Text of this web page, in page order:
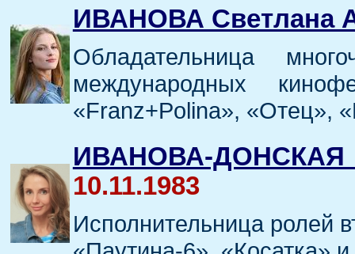
ИВАНОВА Светлана
Обладательница
международных
«Franz+Polina», «Отец»,
ИВАНОВА-
10.11.1983
Исполнительница ролей